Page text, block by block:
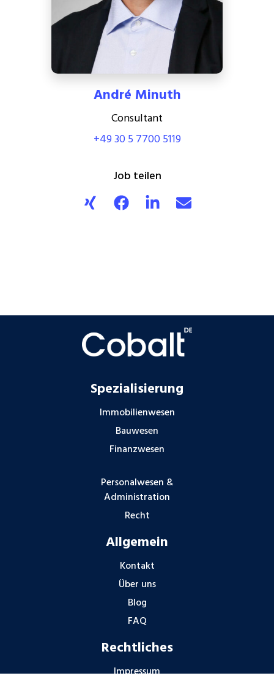
André Minuth
Consultant
+49 30 5 7700 5119
Job teilen
Spezialisierung
Immobilienwesen
Bauwesen
Finanzwesen
Personalwesen &
Administration
Recht
Allgemein
Kontakt
Über uns
Blog
FAQ
Rechtliches
Impressum